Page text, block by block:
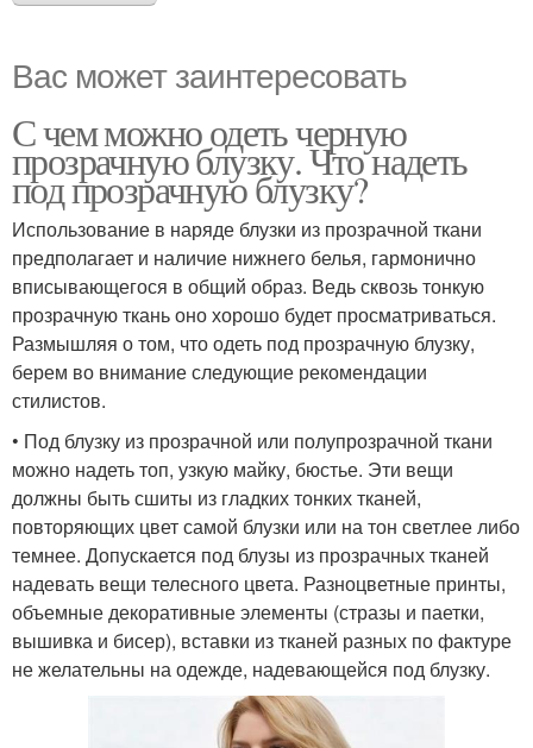
Вас может заинтересовать
С чем можно одеть черную
прозрачную блузку. Что надеть
под прозрачную блузку?
Использование в наряде блузки из прозрачной ткани
предполагает и наличие нижнего белья, гармонично
вписывающегося в общий образ. Ведь сквозь тонкую
прозрачную ткань оно хорошо будет просматриваться.
Размышляя о том, что одеть под прозрачную блузку,
берем во внимание следующие рекомендации
стилистов.
• Под блузку из прозрачной или полупрозрачной ткани
можно надеть топ, узкую майку, бюстье. Эти вещи
должны быть сшиты из гладких тонких тканей,
повторяющих цвет самой блузки или на тон светлее либо
темнее. Допускается под блузы из прозрачных тканей
надевать вещи телесного цвета. Разноцветные принты,
объемные декоративные элементы (стразы и паетки,
вышивка и бисер), вставки из тканей разных по фактуре
не желательны на одежде, надевающейся под блузку.